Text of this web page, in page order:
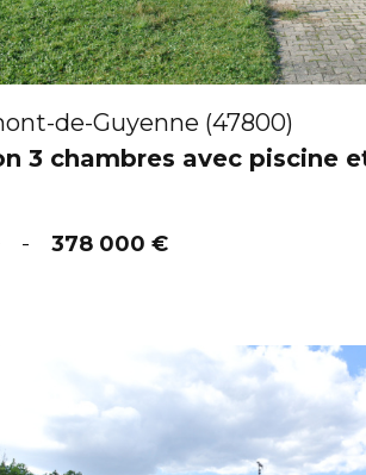
de-Guyenne (47800)
3 chambres avec piscine
- 378 000 €